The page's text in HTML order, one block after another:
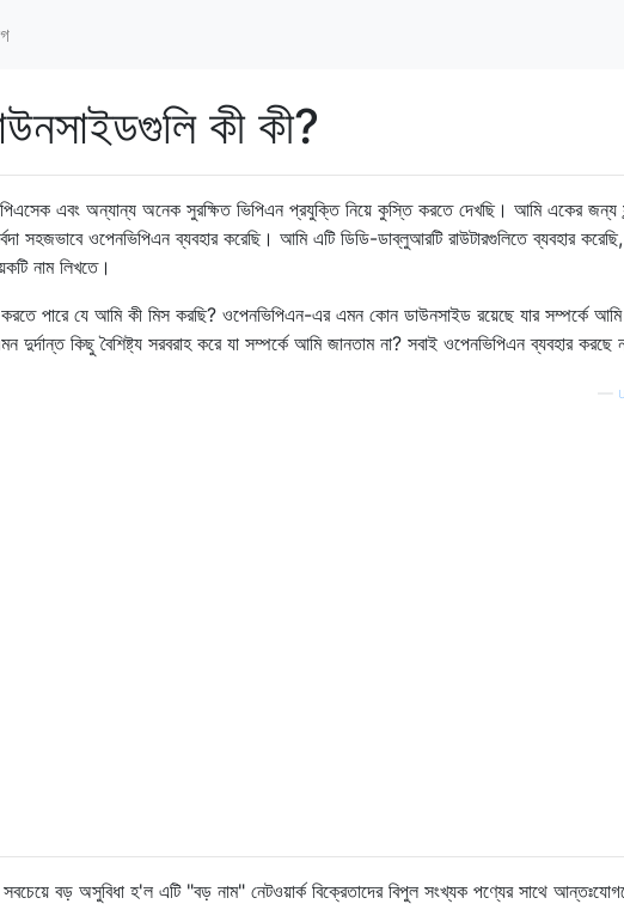
কী কী?
এবং অন্যান্য অনেক সুরক্ষিত ভিপিএন প্রযুক্তি নিয়ে কুস্তি করতে দেখছি। আমি একের জন্য
সহজভাবে ওপেনভিপিএন ব্যবহার করেছি। আমি এটি ডিডি-ডাব্লুআরটি রাউটারগুলিতে ব্যবহার
নাম লিখতে।
পারে যে আমি কী মিস করছি? ওপেনভিপিএন-এর এমন কোন ডাউনসাইড রয়েছে যার সম্পর্কে
কিছু বৈশিষ্ট্য সরবরাহ করে যা সম্পর্কে আমি জানতাম না? সবাই ওপেনভিপিএন ব্যবহার করছে
বড় অসুবিধা হ'ল এটি "বড় নাম" নেটওয়ার্ক বিক্রেতাদের বিপুল সংখ্যক পণ্যের সাথে